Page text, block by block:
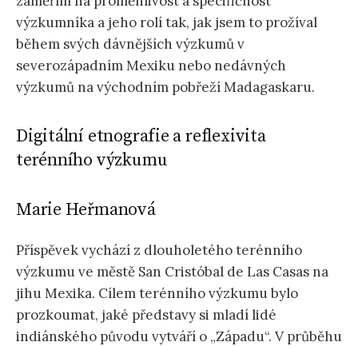
výzkumníka a jeho rolí tak, jak jsem to prožíval
během svých dávnějších výzkumů v
severozápadním Mexiku nebo nedávných
výzkumů na východním pobřeží Madagaskaru.
Digitální etnografie a reflexivita
terénního výzkumu
Marie Heřmanová
Příspěvek vychází z dlouholetého terénního
výzkumu ve městě San Cristóbal de Las Casas na
jihu Mexika. Cílem terénního výzkumu bylo
prozkoumat, jaké představy si mladí lidé
indiánského původu vytváří o „Západu“. V průběhu